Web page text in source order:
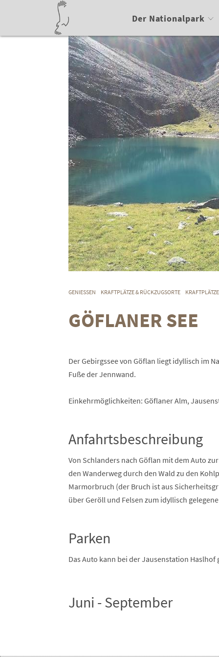
Der Nationalpark
GENIESSEN KRAFTPLÄTZE & RÜCKZUGSORTE
GÖFLANER SEE
Der Gebirgssee von Göflan liegt idyllisch im
Fuße der Jennwand.
Einkehrmöglichkeiten: Göflaner Alm,
Anfahrtsbeschreibung
Von Schlanders nach Göflan mit dem Auto
den Wanderweg durch den Wald zu den
Marmorbruch (der Bruch ist aus
über Geröll und Felsen zum idyllisch
Parken
Das Auto kann bei der Jausenstation Haslhof
Juni - September